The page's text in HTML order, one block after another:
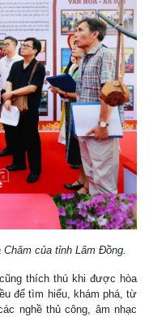
của tỉnh Lâm Đồng.
thích thú khi được hòa
để tìm hiểu, khám phá, từ
nghề thủ công, âm nhạc